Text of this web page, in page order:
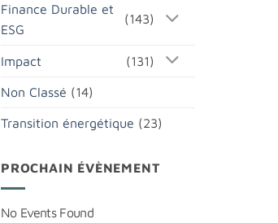
Finance Durable et
ESG
(143)
Impact (131)
Non Classé (14)
Transition énergétique (23)
PROCHAIN ÉVÈNEMENT
No Events Found